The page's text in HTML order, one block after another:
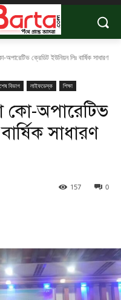
ক্রেডিট ইউনিয়ন লিঃ বার্ষিক সাধারণ
বিভাগ লাইফডেস্ক শিক্ষা
কো-অপারেটিভ
সাধারণ
0
157